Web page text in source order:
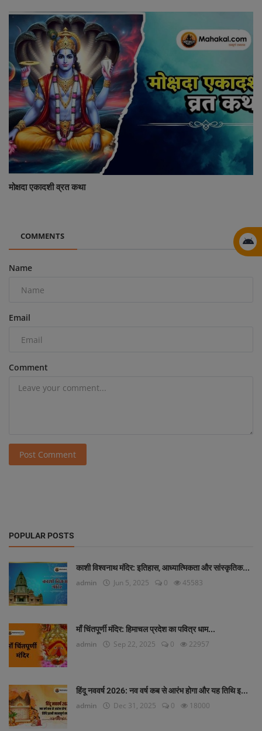
मोक्षदा एकादशी व्रत कथा
COMMENTS
Name
Email
Comment
Post Comment
POPULAR POSTS
काशी विश्वनाथ मंदिर: इतिहास, आध्यात्मिकता और सांस्कृतिक...
admin Jun 5, 2025 0 45583
माँ चिंतपूर्णी मंदिर: हिमाचल प्रदेश का पवित्र धाम...
admin Sep 22, 2025 0 22957
हिंदू नववर्ष 2026: नव वर्ष कब से आरंभ होगा और यह तिथि इ...
admin Dec 31, 2025 0 18000